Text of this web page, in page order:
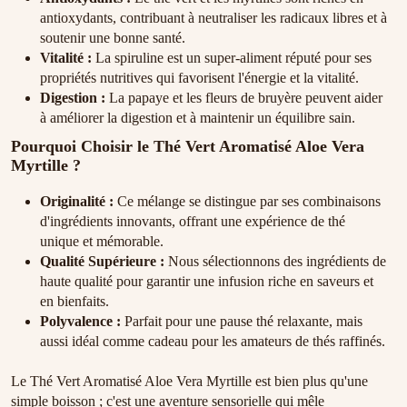
antioxydants, contribuant à neutraliser les radicaux libres et à
soutenir une bonne santé.
Vitalité : La spiruline est un super-aliment réputé pour ses
propriétés nutritives qui favorisent l'énergie et la vitalité.
Digestion : La papaye et les fleurs de bruyère peuvent aider
à améliorer la digestion et à maintenir un équilibre sain.
Pourquoi Choisir le Thé Vert Aromatisé Aloe Vera
Myrtille ?
Originalité : Ce mélange se distingue par ses combinaisons
d'ingrédients innovants, offrant une expérience de thé
unique et mémorable.
Qualité Supérieure : Nous sélectionnons des ingrédients de
haute qualité pour garantir une infusion riche en saveurs et
en bienfaits.
Polyvalence : Parfait pour une pause thé relaxante, mais
aussi idéal comme cadeau pour les amateurs de thés raffinés.
Le Thé Vert Aromatisé Aloe Vera Myrtille est bien plus qu'une
simple boisson ; c'est une aventure sensorielle qui mêle